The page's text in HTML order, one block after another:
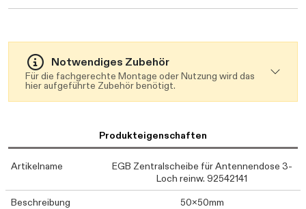
Notwendiges Zubehör
Für die fachgerechte Montage oder Nutzung wird das
hier aufgeführte Zubehör benötigt.
Produkteigenschaften
Artikelname
EGB Zentralscheibe für Antennendose 3-
Loch reinw. 92542141
Beschreibung
50x50mm